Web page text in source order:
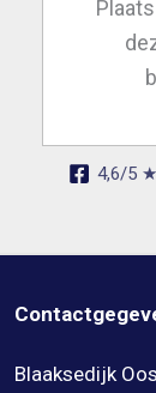
4,6/5
Blaaksedijk